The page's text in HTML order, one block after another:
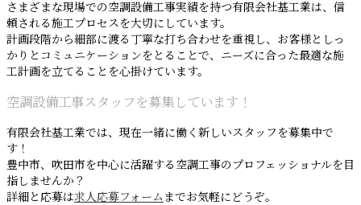
さまざまな現場での空調設備工事実績を持つ有限会社基工業は、信
頼される施工プロセスを大切にしています。
計画段階から細部に渡る丁寧な打ち合わせを重視し、お客様としっ
かりとコミュニケーションをとることで、ニーズに合った最適な施
工計画を立てることを心掛けています。
空調設備工事スタッフを募集しています！
有限会社基工業では、現在一緒に働く新しいスタッフを募集中で
す！
豊中市、吹田市を中心に活躍する空調工事のプロフェッショナルを目
指しませんか？
詳細と応募は求人応募フォーム までお気軽にどうぞ。